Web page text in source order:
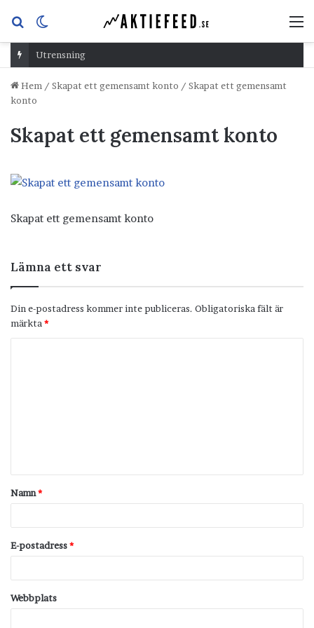
Sök
efterskin
Utrensning
Hem / Skapat ett gemensamt konto / Skapat ett gemensamt
konto
Skapat ett gemensamt konto
Skapat ett gemensamt konto
Lämna ett svar
Din e-postadress kommer inte publiceras. Obligatoriska fält är
märkta *
t
a
Namn*
E-postadress*
Webbplats